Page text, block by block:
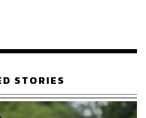
STORIES